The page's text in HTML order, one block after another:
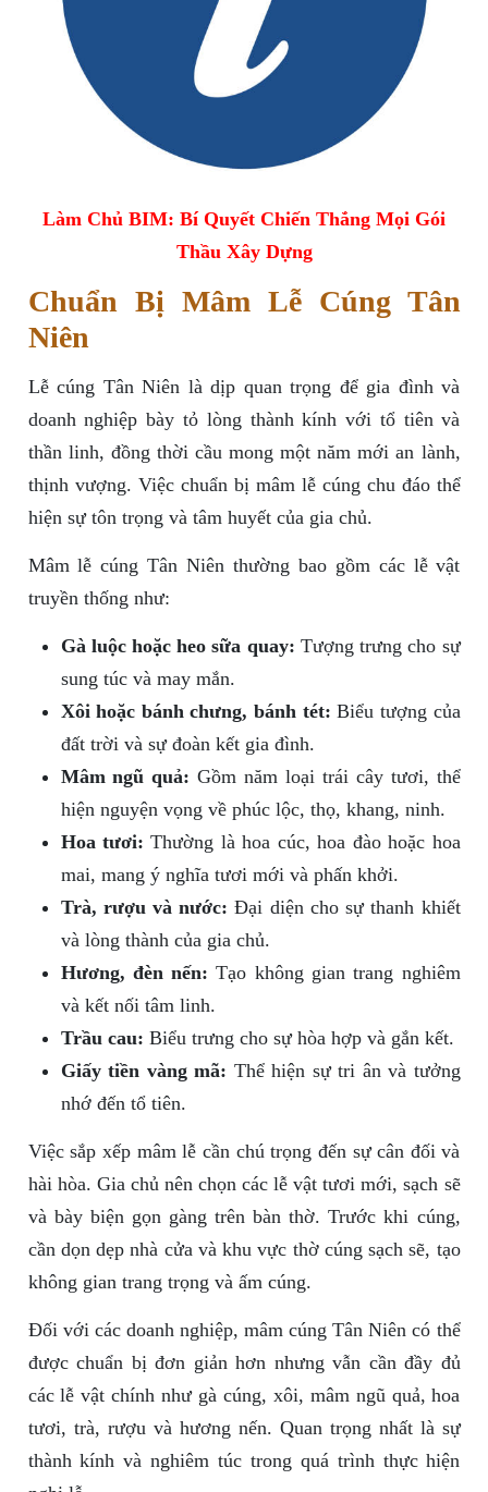
Làm Chủ BIM: Bí Quyết Chiến Thắng Mọi Gói
Thầu Xây Dựng
Chuẩn Bị Mâm Lễ Cúng Tân
Niên
Lễ cúng Tân Niên là dịp quan trọng để gia đình và
doanh nghiệp bày tỏ lòng thành kính với tổ tiên và
thần linh, đồng thời cầu mong một năm mới an lành,
thịnh vượng. Việc chuẩn bị mâm lễ cúng chu đáo thể
hiện sự tôn trọng và tâm huyết của gia chủ.
Mâm lễ cúng Tân Niên thường bao gồm các lễ vật
truyền thống như:
Gà luộc hoặc heo sữa quay: Tượng trưng cho sự
sung túc và may mắn.
Xôi hoặc bánh chưng, bánh tét: Biểu tượng của
đất trời và sự đoàn kết gia đình.
Mâm ngũ quả: Gồm năm loại trái cây tươi, thể
hiện nguyện vọng về phúc lộc, thọ, khang, ninh.
Hoa tươi: Thường là hoa cúc, hoa đào hoặc hoa
mai, mang ý nghĩa tươi mới và phấn khởi.
Trà, rượu và nước: Đại diện cho sự thanh khiết
và lòng thành của gia chủ.
Hương, đèn nến: Tạo không gian trang nghiêm
và kết nối tâm linh.
Trầu cau: Biểu trưng cho sự hòa hợp và gắn kết.
Giấy tiền vàng mã: Thể hiện sự tri ân và tưởng
nhớ đến tổ tiên.
Việc sắp xếp mâm lễ cần chú trọng đến sự cân đối và
hài hòa. Gia chủ nên chọn các lễ vật tươi mới, sạch sẽ
và bày biện gọn gàng trên bàn thờ. Trước khi cúng,
cần dọn dẹp nhà cửa và khu vực thờ cúng sạch sẽ, tạo
không gian trang trọng và ấm cúng.
Đối với các doanh nghiệp, mâm cúng Tân Niên có thể
được chuẩn bị đơn giản hơn nhưng vẫn cần đầy đủ
các lễ vật chính như gà cúng, xôi, mâm ngũ quả, hoa
tươi, trà, rượu và hương nến. Quan trọng nhất là sự
thành kính và nghiêm túc trong quá trình thực hiện